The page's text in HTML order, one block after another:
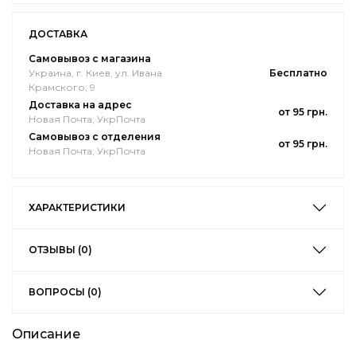
ДОСТАВКА
Самовывоз с магазина
Украина, г. Киев, ул. Ивана
Крамского, 9
Бесплатно
Доставка на адрес
Новая Почта, УкрПочта
от 95 грн.
Самовывоз с отделения
Новая Почта, УкрПочта
от 95 грн.
ХАРАКТЕРИСТИКИ
ОТЗЫВЫ (0)
ВОПРОСЫ (0)
Описание